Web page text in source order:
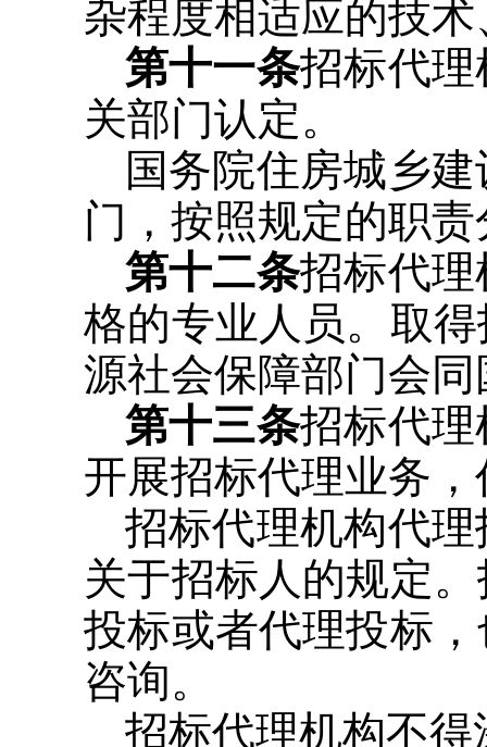
杂程度相适应的技
第十一条招标代
关部门认定。
国务院住房城乡
门，按照规定的职
第十二条招标代
格的专业人员。取
源社会保障部门会
第十三条招标代
开展招标代理业务
招标代理机构代
关于招标人的规定
投标或者代理投标
咨询。
招标代理机构不